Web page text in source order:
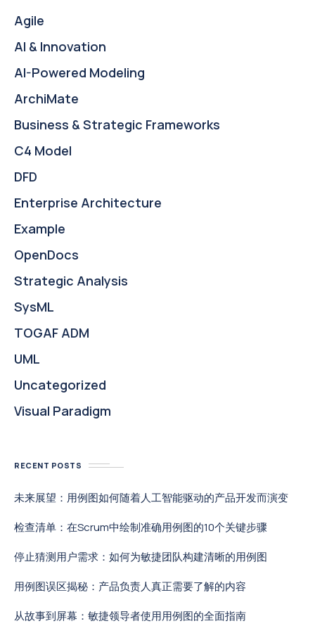
Agile
AI & Innovation
AI-Powered Modeling
ArchiMate
Business & Strategic Frameworks
C4 Model
DFD
Enterprise Architecture
Example
OpenDocs
Strategic Analysis
SysML
TOGAF ADM
UML
Uncategorized
Visual Paradigm
RECENT POSTS
未来展望：用例图如何随着人工智能驱动的产品开发而演变
检查清单：在Scrum中绘制准确用例图的10个关键步骤
停止猜测用户需求：如何为敏捷团队构建清晰的用例图
用例图误区揭秘：产品负责人真正需要了解的内容
从故事到屏幕：敏捷领导者使用用例图的全面指南